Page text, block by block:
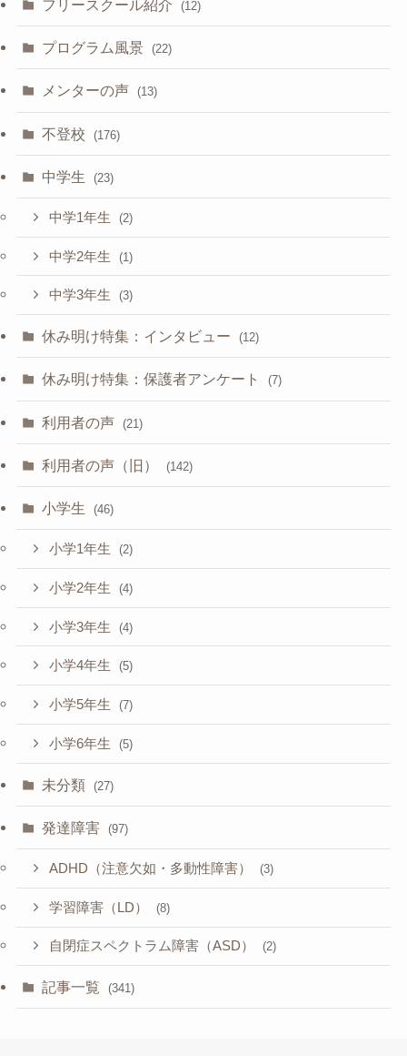
フリースクール紹介 (12)
プログラム風景 (22)
メンターの声 (13)
不登校 (176)
中学生 (23)
中学1年生 (2)
中学2年生 (1)
中学3年生 (3)
休み明け特集：インタビュー (12)
休み明け特集：保護者アンケート (7)
利用者の声 (21)
利用者の声（旧） (142)
小学生 (46)
小学1年生 (2)
小学2年生 (4)
小学3年生 (4)
小学4年生 (5)
小学5年生 (7)
小学6年生 (5)
未分類 (27)
発達障害 (97)
ADHD（注意欠如・多動性障害） (3)
学習障害（LD） (8)
自閉症スペクトラム障害（ASD） (2)
記事一覧 (341)